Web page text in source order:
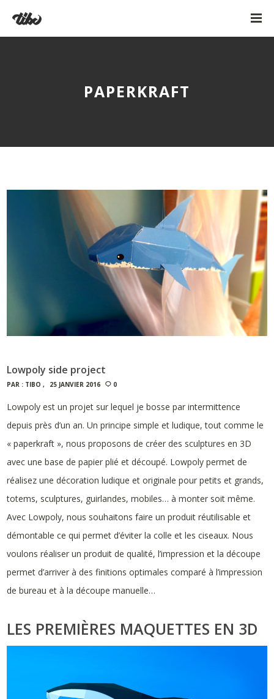
PAPERKRAFT
Lowpoly side project
PAR : TIBO 25 JANVIER 2016 0
Lowpoly est un projet sur lequel je bosse par intermittence
depuis près d’un an. Un principe simple et ludique, tout comme le
« paperkraft », nous proposons de créer des sculptures en 3D
avec une base de papier plié et découpé. Lowpoly permet de
réalisez une décoration ludique et originale pour petits et grands,
totems, sculptures, guirlandes, mobiles… à monter soit même.
Avec Lowpoly, nous souhaitons faire un produit réutilisable et
démontable ce qui permet d’éviter la colle et les ciseaux. Nous
voulons réaliser un produit de qualité, l’impression et la découpe
permet d’arriver à des finitions optimales comparé à l’impression
de bureau et à la découpe manuelle…
LES PREMIÈRES MAQUETTES EN 3D